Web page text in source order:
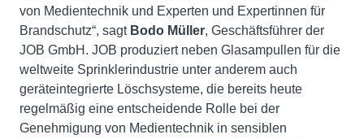
von Medientechnik und Experten und Expertinnen für
Brandschutz“, sagt Bodo Müller, Geschäftsführer der
JOB GmbH. JOB produziert neben Glasampullen für die
weltweite Sprinklerindustrie unter anderem auch
geräteintegrierte Löschsysteme, die bereits heute
regelmäßig eine entscheidende Rolle bei der
Genehmigung von Medientechnik in sensiblen